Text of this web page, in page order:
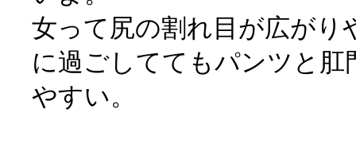
女って尻の割れ目が広がり
に過ごしててもパンツと
やすい。